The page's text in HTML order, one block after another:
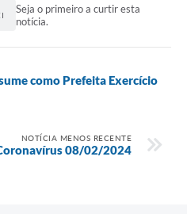
Seja o primeiro a curtir esta
notícia.
como Prefeita Exercício
NOTÍCIA MENOS RECENTE
08/02/2024